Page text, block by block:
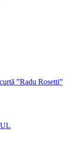
”Radu Rosetti”